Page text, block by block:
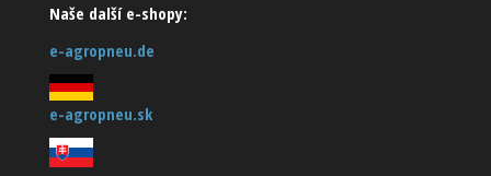
Naše další e-shopy:
e-agropneu.de
e-agropneu.sk